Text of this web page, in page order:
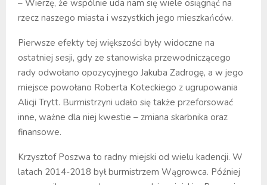
– Wierzę, że wspólnie uda nam się wiele osiągnąć na
rzecz naszego miasta i wszystkich jego mieszkańców.
Pierwsze efekty tej większości były widoczne na
ostatniej sesji, gdy ze stanowiska przewodniczącego
rady odwołano opozycyjnego Jakuba Zadrogę, a w jego
miejsce powołano Roberta Koteckiego z ugrupowania
Alicji Trytt. Burmistrzyni udało się także przeforsować
inne, ważne dla niej kwestie – zmiana skarbnika oraz
finansowe.
Krzysztof Poszwa to radny miejski od wielu kadencji. W
latach 2014-2018 był burmistrzem Wągrowca. Później